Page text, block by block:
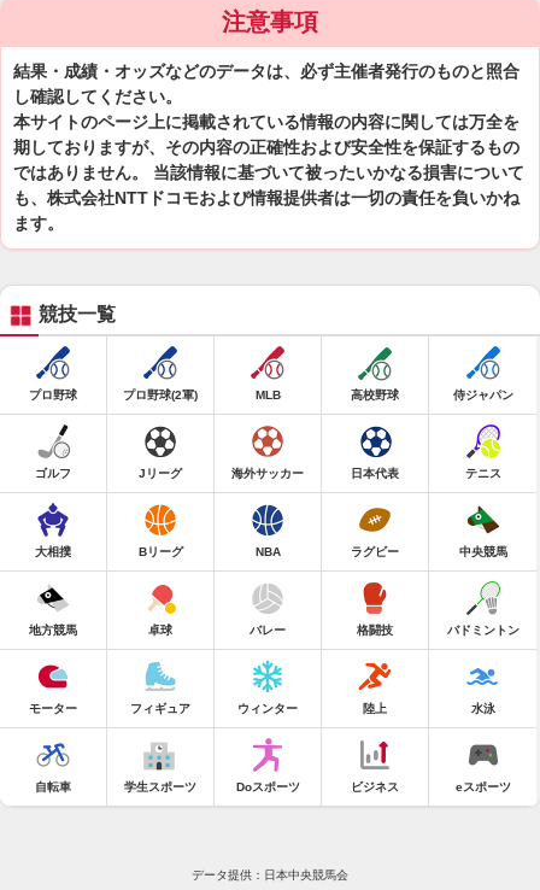
注意事項
結果・成績・オッズなどのデータは、必ず主催者発行のものと照合
し確認してください。
本サイトのページ上に掲載されている情報の内容に関しては万全を
期しておりますが、その内容の正確性および安全性を保証するもの
ではありません。 当該情報に基づいて被ったいかなる損害について
も、株式会社NTTドコモおよび情報提供者は一切の責任を負いかね
ます。
競技一覧
プロ野球 プロ野球(2軍) MLB 高校野球 侍ジャパン
ゴルフ Jリーグ 海外サッカー 日本代表 テニス
大相撲 Bリーグ NBA ラグビー 中央競馬
地方競馬 卓球 バレー 格闘技 バドミントン
モーター フィギュア ウィンター 陸上 水泳
自転車 学生スポーツ Doスポーツ ビジネス eスポーツ
データ提供：日本中央競馬会